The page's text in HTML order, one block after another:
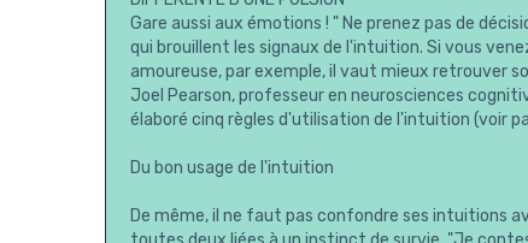
Gare aussi aux émotions ! " Ne prenez pas de
qui brouillent les signaux de l'intuition. Si vous
amoureuse, par exemple, il vaut mieux retrouver
Joel Pearson, professeur en neurosciences
élaboré cinq règles d'utilisation de l'intuition (voir
Du bon usage de l'intuition
De même, il ne faut pas confondre ses intuitions